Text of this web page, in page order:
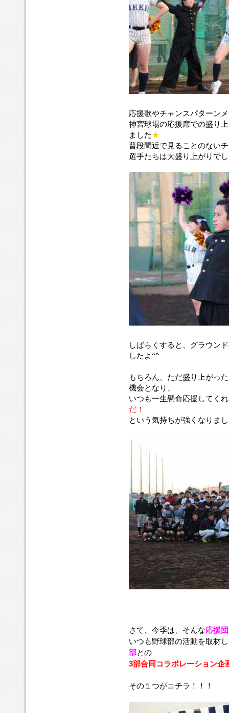
応援歌やチャンスパターン
神宮球場の応援席での盛り
ました★
普段間近で見ることのない
選手たちは大盛り上がりで
しばらくすると、グラウン
したよ^^
もちろん、ただ盛り上がっ
機会となり、
いつも一生懸命応援してく
だ！
という気持ちが強くなりま
さて、今季は、そんな応援団
いつも野球部の活動を取材
部との
3部合同コラボレーション企
その１つがコチラ！！！